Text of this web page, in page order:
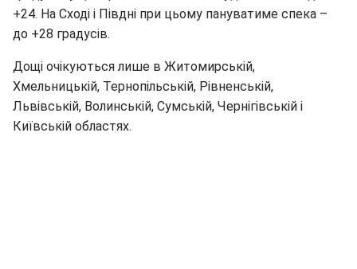
+24. На Сході і Півдні при цьому пануватиме спека –
до +28 градусів.
Дощі очікуються лише в Житомирській,
Хмельницькій, Тернопільській, Рівненській,
Львівській, Волинській, Сумській, Чернігівській і
Київській областях.